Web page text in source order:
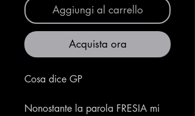
Aggiungi al carrello
Acquista ora
Cosa dice GP
Nonostante la parola FRESIA mi